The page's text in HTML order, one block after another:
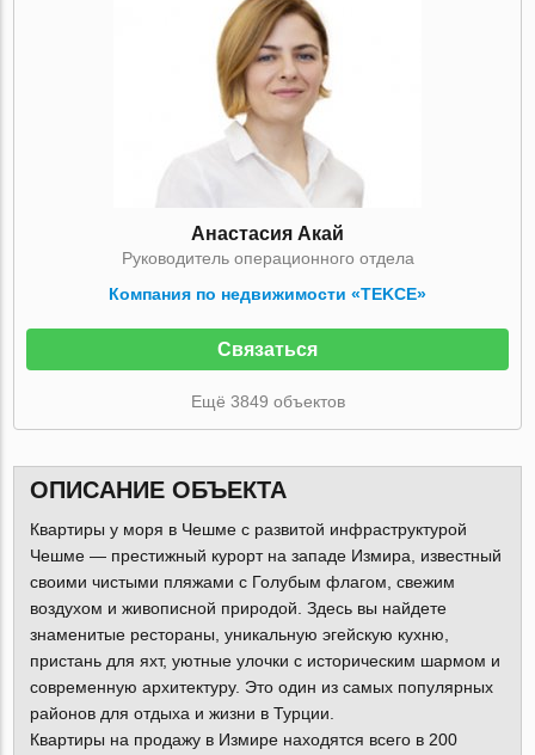
Анастасия Акай
Руководитель операционного отдела
Компания по недвижимости «TEKCE»
Связаться
Ещё 3849 объектов
ОПИСАНИЕ ОБЪЕКТА
Квартиры у моря в Чешме с развитой инфраструктурой
Чешме — престижный курорт на западе Измира, известный
своими чистыми пляжами с Голубым флагом, свежим
воздухом и живописной природой. Здесь вы найдете
знаменитые рестораны, уникальную эгейскую кухню,
пристань для яхт, уютные улочки с историческим шармом и
современную архитектуру. Это один из самых популярных
районов для отдыха и жизни в Турции.
Квартиры на продажу в Измире находятся всего в 200